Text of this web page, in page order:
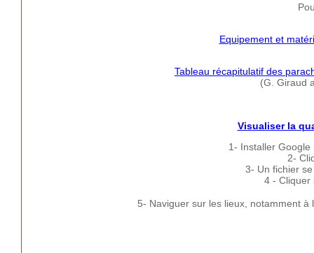
Equipement et
Tableau récapitulatif des
(G. Giraud
Visualiser la
1- Installer
2-
3- Un fichier
4 - Cliquer
5- Naviguer sur les lieux, notamment